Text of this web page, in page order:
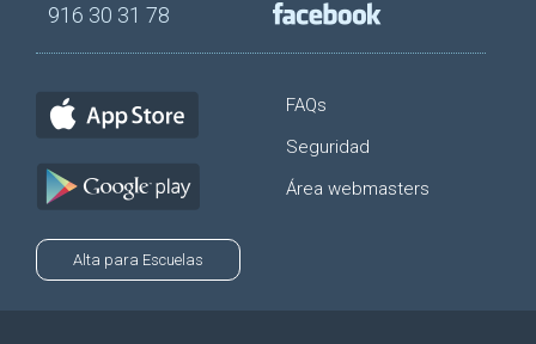
916 30 31 78
FAQs
Seguridad
Área webmasters
Alta para Escuelas